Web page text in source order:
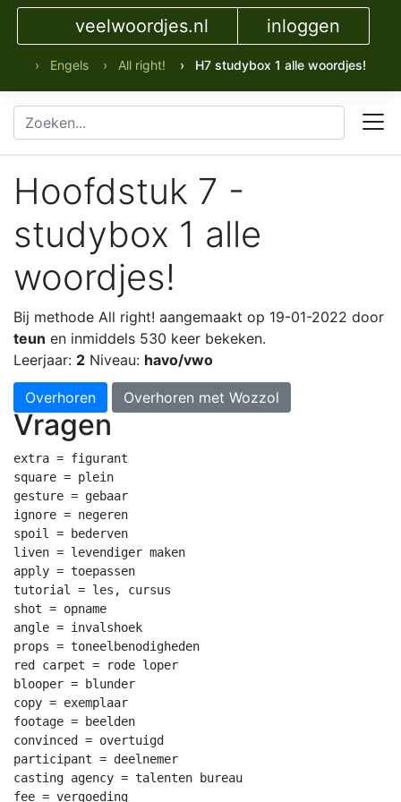
veelwoordjes.nl inloggen
› Engels › All right! › H7 studybox 1 alle woordjes!
Hoofdstuk 7 -
studybox 1 alle
woordjes!
Bij methode All right! aangemaakt op 19-01-2022 door
teun en inmiddels 530 keer bekeken.
Leerjaar: 2 Niveau: havo/vwo
Overhoren Overhoren met Wozzol
Vragen
extra = figurant
square = plein
gesture = gebaar
ignore = negeren
spoil = bederven
liven = levendiger maken
apply = toepassen
tutorial = les, cursus
shot = opname
angle = invalshoek
props = toneelbenodigheden
red carpet = rode loper
blooper = blunder
copy = exemplaar
footage = beelden
convinced = overtuigd
participant = deelnemer
casting agency = talenten bureau
fee = vergoeding